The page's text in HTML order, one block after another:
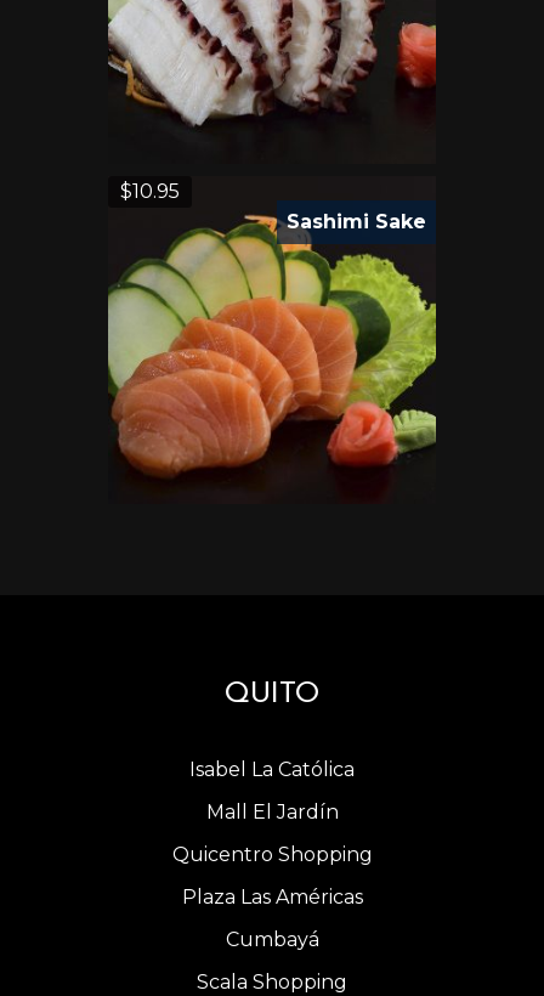
Sashimi Sake
$10.95
QUITO
Isabel La Católica
Mall El Jardín
Quicentro Shopping
Plaza Las Américas
Cumbayá
Scala Shopping